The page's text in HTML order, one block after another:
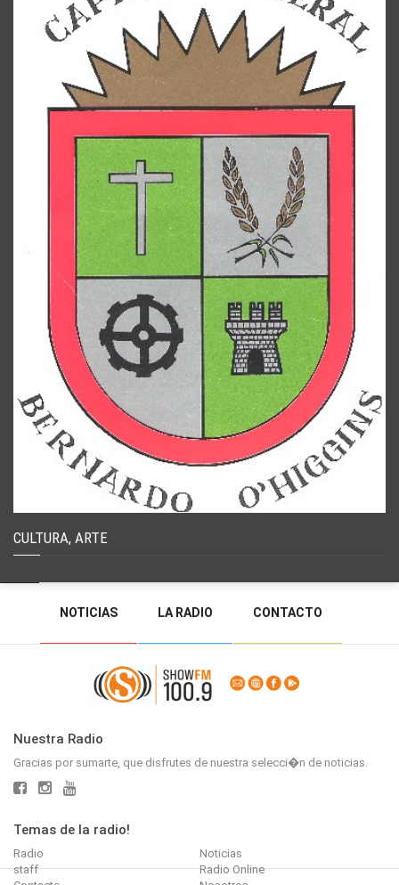
CULTURA, ARTE
NOTICIAS LA RADIO CONTACTO
PROGRAMACIÓN RADIO EN VIVO
DEJAR MENSAJE
Nuestra Radio
Gracias por sumarte, que disfrutes de nuestra selecci�n de noticias.
Temas de la radio!
Radio
Noticias
staff
Radio Online